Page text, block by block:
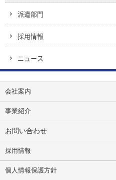
派遣部門
採用情報
ニュース
会社案内
事業紹介
お問い合わせ
採用情報
個人情報保護方針